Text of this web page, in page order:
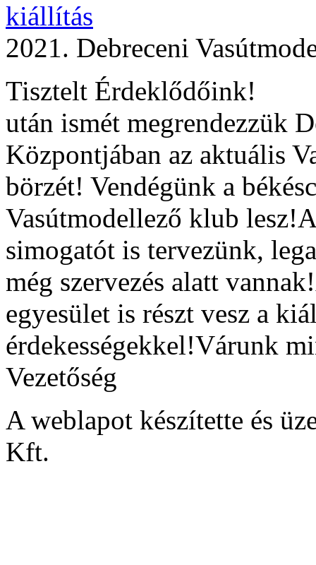
2021. Debreceni
Tisztelt
után ismét megrendezzük
Központjában az aktuális
börzét! Vendégünk a
Vasútmodellező klub
simogatót is tervezünk,
még szervezés alatt
egyesület is részt vesz a
érdekességekkel!Várunk
Vezetőség
A weblapot készítette és
Kft.